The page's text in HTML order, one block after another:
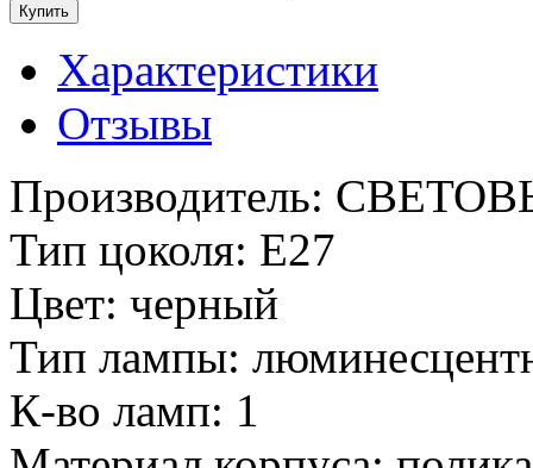
Купить
Характеристики
Отзывы
Производитель:
Тип цоколя: Е27
Цвет: черный
Тип лампы:
К-во ламп: 1